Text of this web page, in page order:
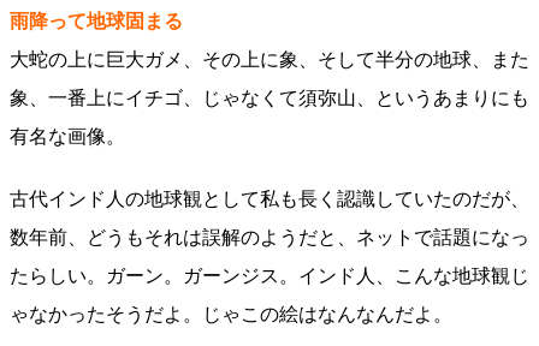
雨降って地球固まる
大蛇の上に巨大ガメ、その上に象、そして半分の地球、また
象、一番上にイチゴ、じゃなくて須弥山、というあまりにも
有名な画像。
古代インド人の地球観として私も長く認識していたのだが、
数年前、どうもそれは誤解のようだと、ネットで話題になっ
たらしい。ガーン。ガーンジス。インド人、こんな地球観じ
ゃなかったそうだよ。じゃこの絵はなんなんだよ。